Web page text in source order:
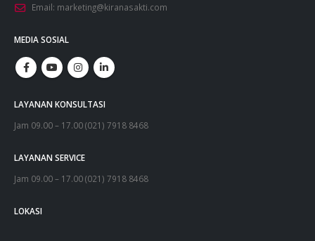
Email: marketing@kiranasakti.com
MEDIA SOSIAL
LAYANAN KONSULTASI
Jam 09.00 – 17.00 (021) 7918 8468
LAYANAN SERVICE
Jam 09.00 – 17.00 (021) 7918 8468
LOKASI